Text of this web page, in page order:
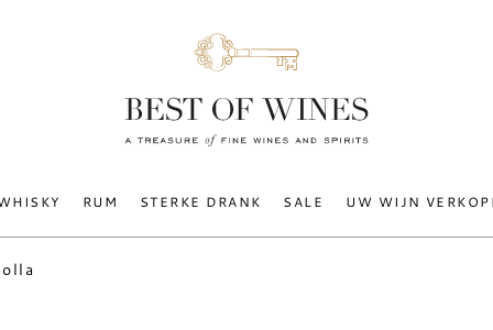
RUM STERKE DRANK SALE UW WIJN